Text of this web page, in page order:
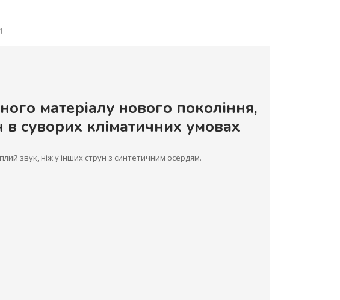
матеріалу нового покоління,
в суворих кліматичних умовах
звук, ніж у інших струн з синтетичним осердям.